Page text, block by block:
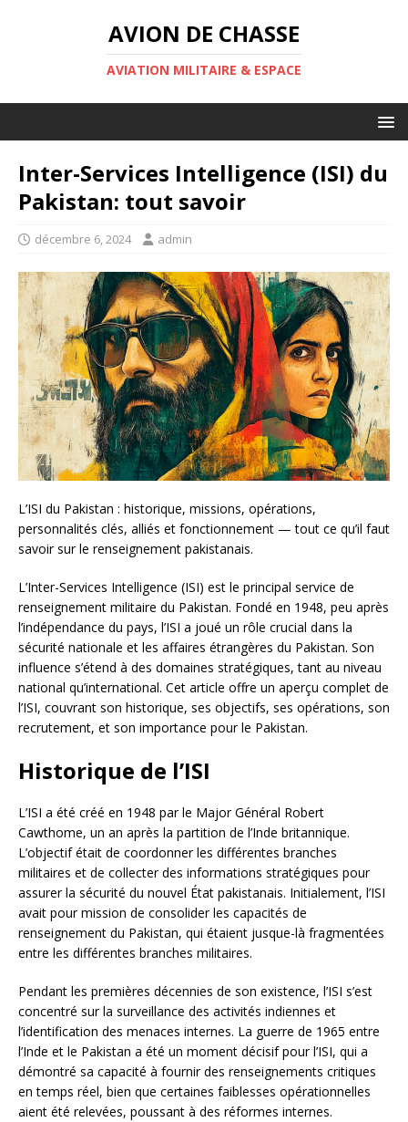
AVION DE CHASSE
AVIATION MILITAIRE & ESPACE
Inter-Services Intelligence (ISI) du
Pakistan: tout savoir
décembre 6, 2024 admin
L’ISI du Pakistan : historique, missions, opérations,
personnalités clés, alliés et fonctionnement — tout ce qu’il faut
savoir sur le renseignement pakistanais.
L’Inter-Services Intelligence (ISI) est le principal service de
renseignement militaire du Pakistan. Fondé en 1948, peu après
l’indépendance du pays, l’ISI a joué un rôle crucial dans la
sécurité nationale et les affaires étrangères du Pakistan. Son
influence s’étend à des domaines stratégiques, tant au niveau
national qu’international. Cet article offre un aperçu complet de
l’ISI, couvrant son historique, ses objectifs, ses opérations, son
recrutement, et son importance pour le Pakistan.
Historique de l’ISI
L’ISI a été créé en 1948 par le Major Général Robert
Cawthome, un an après la partition de l’Inde britannique.
L’objectif était de coordonner les différentes branches
militaires et de collecter des informations stratégiques pour
assurer la sécurité du nouvel État pakistanais. Initialement, l’ISI
avait pour mission de consolider les capacités de
renseignement du Pakistan, qui étaient jusque-là fragmentées
entre les différentes branches militaires.
Pendant les premières décennies de son existence, l’ISI s’est
concentré sur la surveillance des activités indiennes et
l’identification des menaces internes. La guerre de 1965 entre
l’Inde et le Pakistan a été un moment décisif pour l’ISI, qui a
démontré sa capacité à fournir des renseignements critiques
en temps réel, bien que certaines faiblesses opérationnelles
aient été relevées, poussant à des réformes internes.